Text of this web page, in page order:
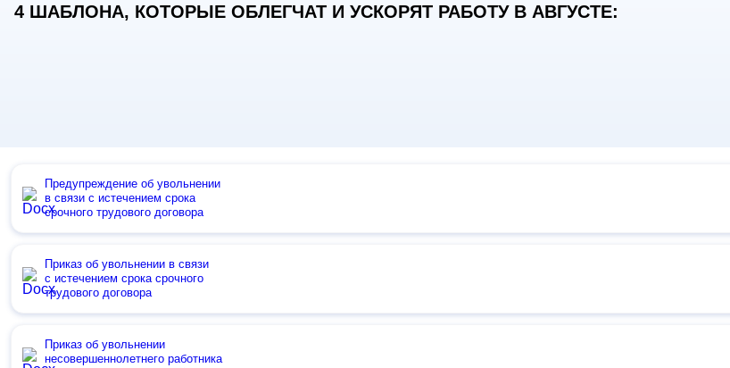
4 ШАБЛОНА, КОТОРЫЕ ОБЛЕГЧАТ И УСКОРЯТ РАБОТУ В АВГУСТЕ:
Предупреждение об увольнении
в связи с истечением срока
срочного трудового договора
Приказ об увольнении в связи
с истечением срока срочного
трудового договора
Приказ об увольнении
несовершеннолетнего работника